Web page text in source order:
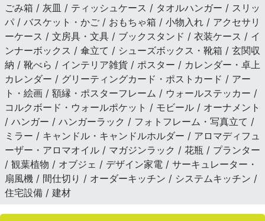
ごみ箱 / 灰皿 / ティッシュケース / タオルハンガー / スリッ
パ / バスケット・かご / おもちゃ箱 / 小物入れ / アクセサリ
ーケース / 文房具・文具 / ブックスタンド / 衣装ケース / イ
ンナーボックス / 傘立て / シューズボックス・靴箱 / 玄関収
納 / 靴べら / インテリア雑貨 / ポスター / カレンダー・卓上
カレンダー / グリーティングカード・ポストカード / アー
ト・絵画 / 額縁・ポスターフレーム / ウォールステッカー /
コルクボード・ウォールポケット / モビール / オーナメント
/ ハンガー / ハンガーラック / フォトフレーム・写真立て /
ミラー / キャンドル・キャンドルホルダー / アロマディフュ
ーザー・アロマオイル / マガジンラック / 花瓶 / プランター
/ 観葉植物 / オブジェ / デザイン家電 / サーキュレーター・
扇風機 / 間仕切り / オーダーキッチン / システムキッチン /
住宅設備 / 建材